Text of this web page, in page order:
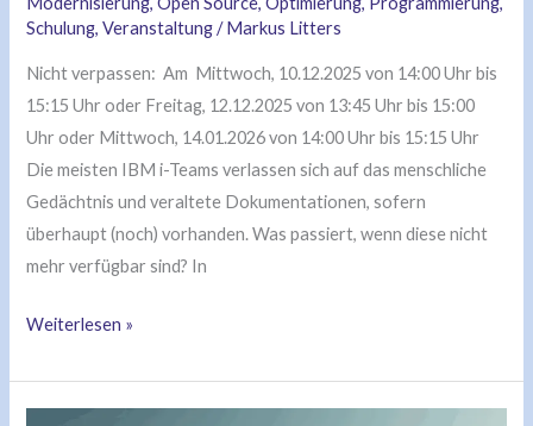
Schulung,Veranstaltung/Markus Litters
Nicht verpassen: Am Mittwoch, 10.12.2025 von 14:00 Uhr bis
15:15 Uhr oder Freitag, 12.12.2025 von 13:45 Uhr bis 15:00
Uhr oder Mittwoch, 14.01.2026 von 14:00 Uhr bis 15:15 Uhr
Die meisten IBM i-Teams verlassen sich auf das menschliche
Gedächtnis und veraltete Dokumentationen, sofern
überhaupt (noch) vorhanden. Was passiert, wenn diese nicht
mehr verfügbar sind? In
Weiterlesen »